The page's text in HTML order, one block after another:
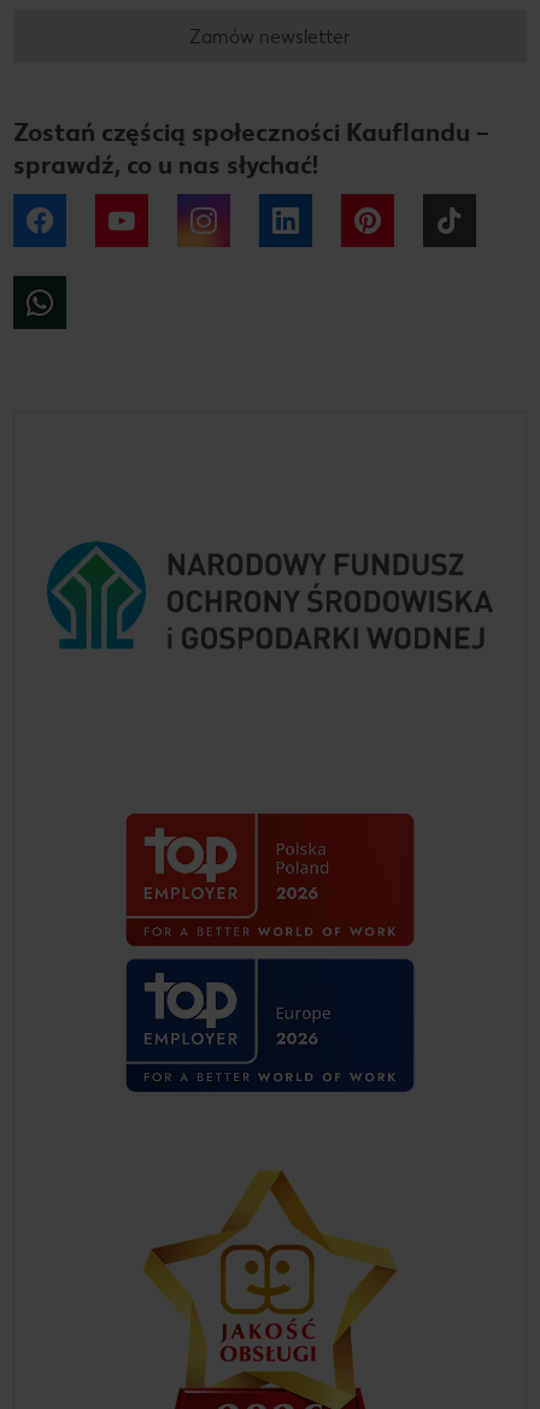
Zamów newsletter
Zostań częścią społeczności Kauflandu –
sprawdź, co u nas słychać!
Facebook YouTube Instagram LinkedIn Pinterest